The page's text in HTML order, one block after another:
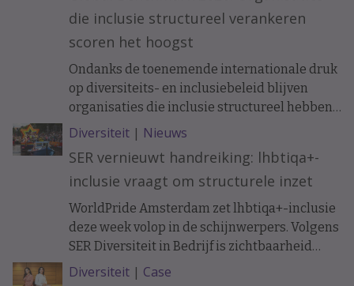
die inclusie structureel verankeren
scoren het hoogst
Ondanks de toenemende internationale druk
op diversiteits- en inclusiebeleid blijven
organisaties die inclusie structureel hebben
verankerd beter presteren. Dat blijkt uit de
Workplace Pride Global Benchmark 2026,
waarin werkgevers worden beoordeeld op
hun lhbtiq+-inclusiebeleid.
Diversiteit| Nieuws
SER vernieuwt handreiking: lhbtiqa+-
inclusie vraagt om structurele inzet
WorldPride Amsterdam zet lhbtiqa+-inclusie
deze week volop in de schijnwerpers. Volgens
SER Diversiteit in Bedrijf is zichtbaarheid
belangrijk, maar moeten werkgevers juist ook
Diversiteit| Case